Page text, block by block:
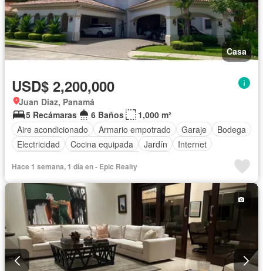
Casa
USD$ 2,200,000
Juan Diaz, Panamá
5 Recámaras
6 Baños
1,000 m²
Aire acondicionado
Armario empotrado Garaje
Bodega
Electricidad
Cocina equipada Jardín
Internet
Hace 1 semana, 1 día en - Epic Realty